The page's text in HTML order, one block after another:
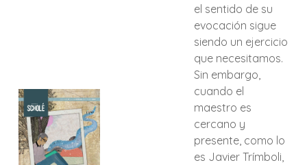
el sentido de su
evocación sigue
siendo un ejercicio
que necesitamos.
Sin embargo,
cuando el
maestro es
cercano y
presente, como lo
es Javier Trímboli,